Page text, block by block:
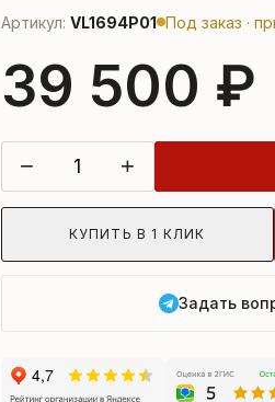
Артикул: VL1694P01 Под заказ ·
39 500 ₽
− +
КУПИТЬ В 1 КЛИК
Задать